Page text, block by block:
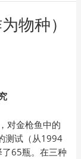
物种）
对金枪鱼中的
测试（从1994
65瓶。在三种